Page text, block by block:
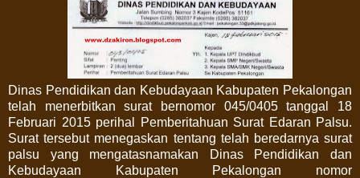
Dinas Pendidikan dan Kebudayaan Kabupaten Pekalongan
telah menerbitkan surat bernomor 045/0405 tanggal 18
Februari 2015 perihal Pemberitahuan Surat Edaran Palsu.
Surat tersebut menegaskan tentang telah beredarnya surat
palsu yang mengatasnamakan Dinas Pendidikan dan
Kebudayaan Kabupaten Pekalongan nomor